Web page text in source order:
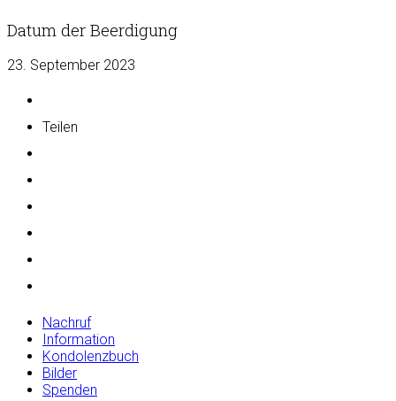
Datum der Beerdigung
23. September 2023
Teilen
Nachruf
Information
Kondolenzbuch
Bilder
Spenden